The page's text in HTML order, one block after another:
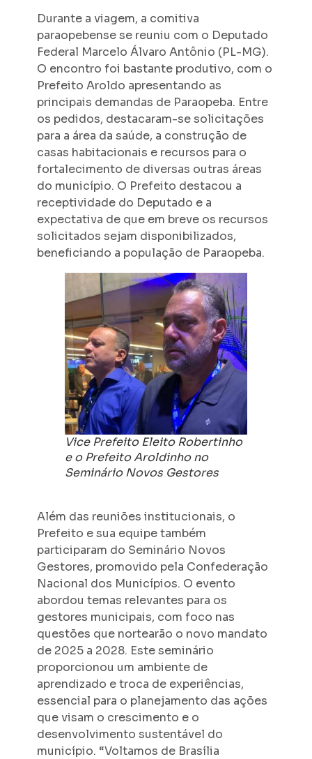
Durante a viagem, a comitiva
paraopebense se reuniu com o Deputado
Federal Marcelo Álvaro Antônio (PL-MG).
O encontro foi bastante produtivo, com o
Prefeito Aroldo apresentando as
principais demandas de Paraopeba. Entre
os pedidos, destacaram-se solicitações
para a área da saúde, a construção de
casas habitacionais e recursos para o
fortalecimento de diversas outras áreas
do município. O Prefeito destacou a
receptividade do Deputado e a
expectativa de que em breve os recursos
solicitados sejam disponibilizados,
beneficiando a população de Paraopeba.
Vice Prefeito Eleito Robertinho
e o Prefeito Aroldinho no
Seminário Novos Gestores
Além das reuniões institucionais, o
Prefeito e sua equipe também
participaram do Seminário Novos
Gestores, promovido pela Confederação
Nacional dos Municípios. O evento
abordou temas relevantes para os
gestores municipais, com foco nas
questões que nortearão o novo mandato
de 2025 a 2028. Este seminário
proporcionou um ambiente de
aprendizado e troca de experiências,
essencial para o planejamento das ações
que visam o crescimento e o
desenvolvimento sustentável do
município. “Voltamos de Brasília